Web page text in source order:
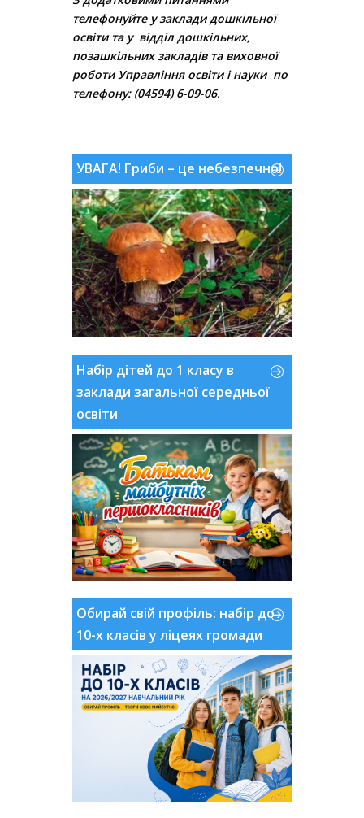
телефонуйтеу заклади дошкільної
освіти та у відділ дошкільних,
позашкільних закладів та виховної
роботи Управління освіти і науки по
телефону: (04594) 6-09-06.
УВАГА! Гриби – це небезпечно!
Набір дітей до 1 класу в
заклади загальної середньої
освіти
Обирай свій профіль: набір до
10-х класів у ліцеях громади